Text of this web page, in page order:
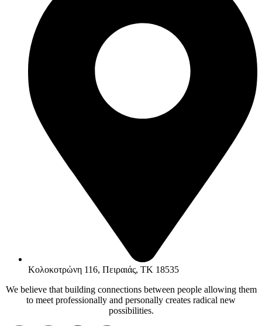
Κολοκοτρώνη 116, Πειραιάς, ΤΚ 18535
We believe that building connections between people allowing them
to meet professionally and personally creates radical new
possibilities.